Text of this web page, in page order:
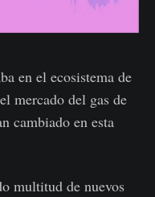
en el ecosistema de
mercado del gas de
cambiado en esta
multitud de nuevos